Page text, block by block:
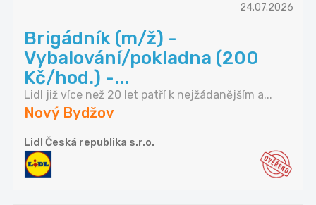
24.07.2026
Brigádník (m/ž) -
Vybalování/pokladna (200
Kč/hod.) -...
Lidl již více než 20 let patří k nejžádanějším a...
Nový Bydžov
Lidl Česká republika s.r.o.